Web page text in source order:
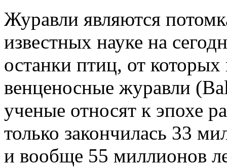
Журавли являются
известных науке на
останки птиц, от
венценосные журавли
ученые относят к эпохе
только закончилась 33
и вообще 55 миллионов